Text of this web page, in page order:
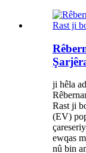
ji hêla
Rast ji
(EV)
ewqas
nû bin